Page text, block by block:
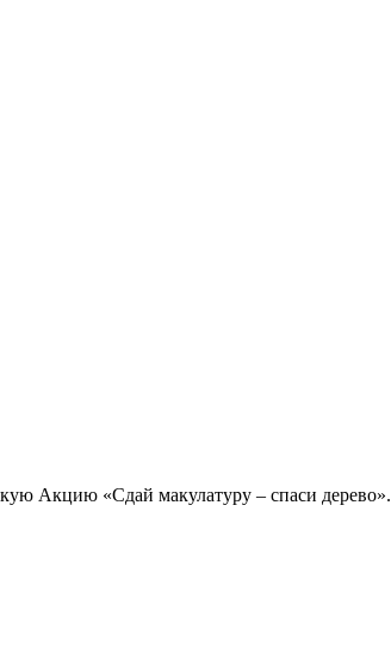
Акцию «Сдай макулатуру – спаси дерево».